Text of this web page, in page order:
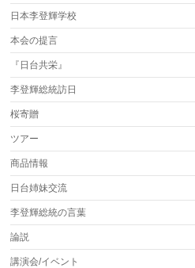
日本李登輝学校
本会の提言
『日台共栄』
李登輝総統訪日
桜寄贈
ツアー
商品情報
日台姉妹交流
李登輝総統の言葉
論説
講演会/イベント